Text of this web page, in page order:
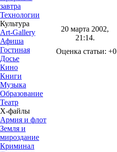
завтра
Технологии
Культура
Art-Gallery
Афиша
Гостиная
Досье
Кино
Книги
Музыка
Образование
Театр
Х-файлы
Армия и флот
Земля и
мироздание
Криминал
20 марта 2002,
21:14.
Оценка статьи: +0